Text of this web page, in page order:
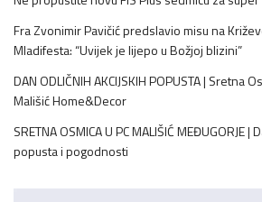
Fra Zvonimir Pavičić predslavio misu na
Mladifesta: “Uvijek je lijepo u Božjoj blizini”
DAN ODLIČNIH AKCIJSKIH POPUSTA | Sretna
Mališić Home&Decor
SRETNA OSMICA U PC MALIŠIĆ MEĐUGORJE
popusta i pogodnosti